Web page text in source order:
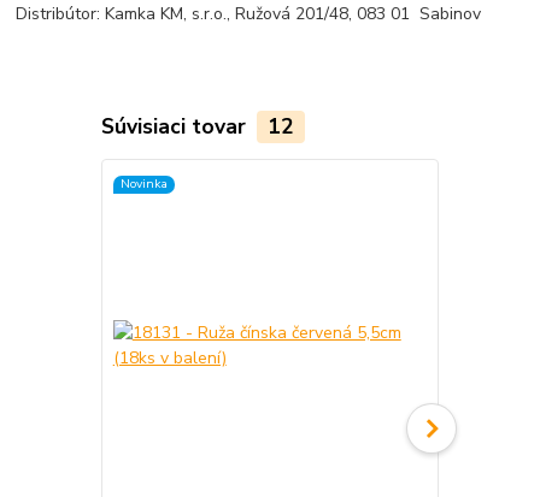
Distribútor: Kamka KM, s.r.o., Ružová 201/48, 083 01 Sabinov
Súvisiaci tovar 12
Novinka